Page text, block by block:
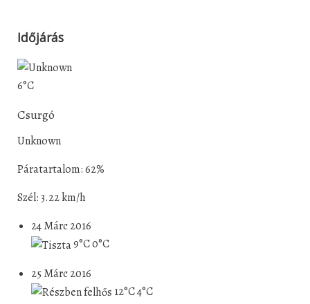
Időjárás
6°C
Csurgó
Unknown
Páratartalom: 62%
Szél: 3.22 km/h
24 Márc 2016
9°C0°C
25 Márc 2016
12°C4°C